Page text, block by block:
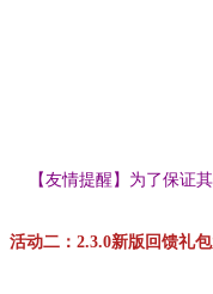
【友情提醒】为了保证其
活动二：2.3.0新版回馈礼